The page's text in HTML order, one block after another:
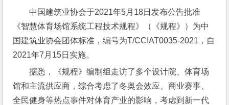
中国建筑业协会于2021年5月18日发布公告批准
《智慧体育场馆系统工程技术规程》（《规程》）为中
国建筑业协会团体标准，编号为T/CCIAT0035-2021，自
2021年7月15日实施。
据悉，《规程》编制组走访了多个设计院、体育场
馆和主流供应商，综合考虑了冬奥会效应、商业赛事、
全民健身等热点事件对体育产业的影响，考虑到新一代